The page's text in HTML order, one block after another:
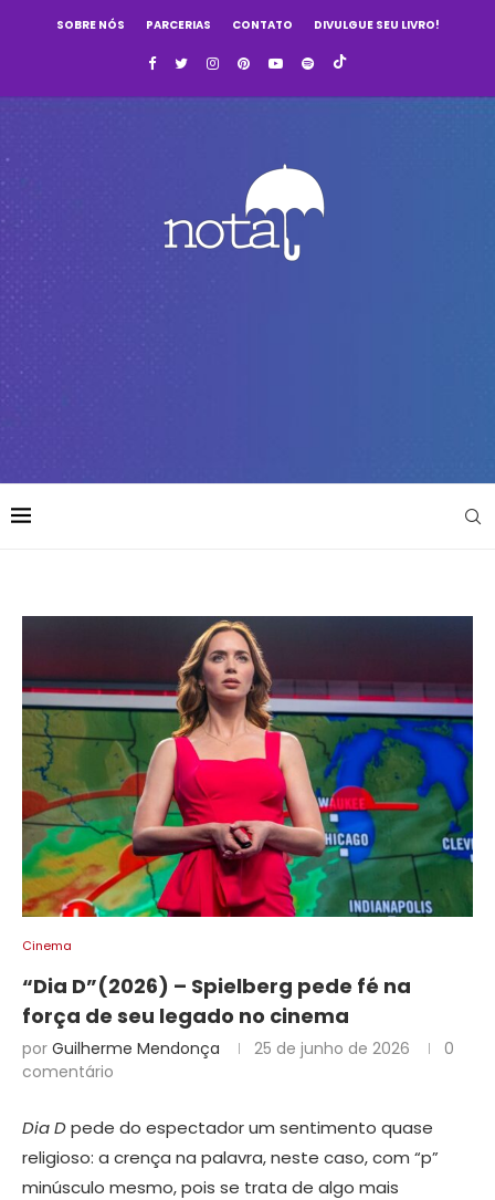
SOBRE NÓS PARCERIAS CONTATO DIVULGUE SEU LIVRO!
Cinema
“Dia D”(2026) – Spielberg pede fé na
força de seu legado no cinema
por Guilherme Mendonça 25 de junho de 2026
0
comentário
Dia Dpede do espectador um sentimento quase
religioso: a crença na palavra, neste caso, com “p”
minúsculo mesmo, pois se trata de algo mais